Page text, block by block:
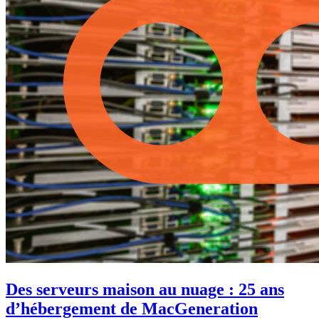
Des serveurs maison au nuage : 25 ans
d’hébergement de MacGeneration